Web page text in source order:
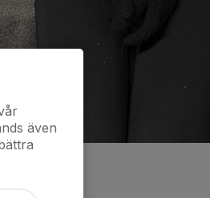
även